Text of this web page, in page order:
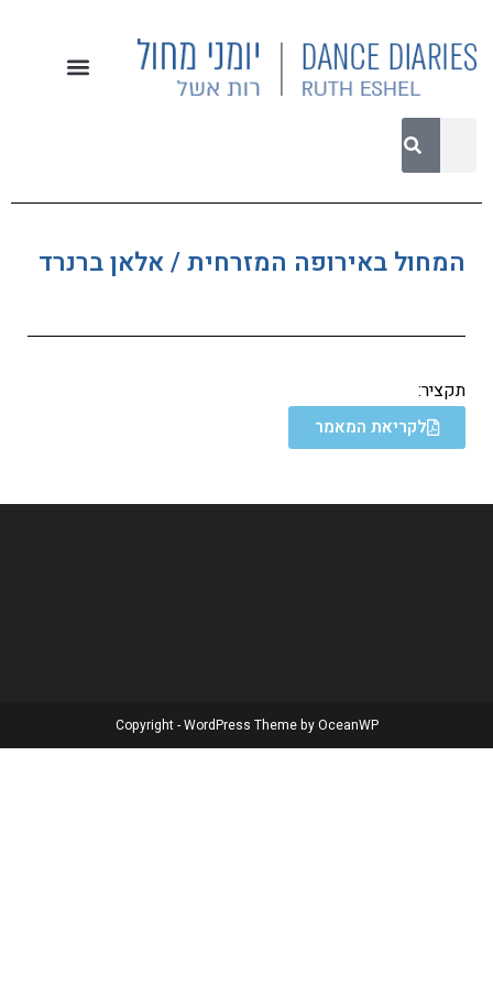
המחול באירופה המזרחית / אלאן ברנרד
תקציר:
לקריאת המאמר
Copyright - WordPress Theme by OceanWP